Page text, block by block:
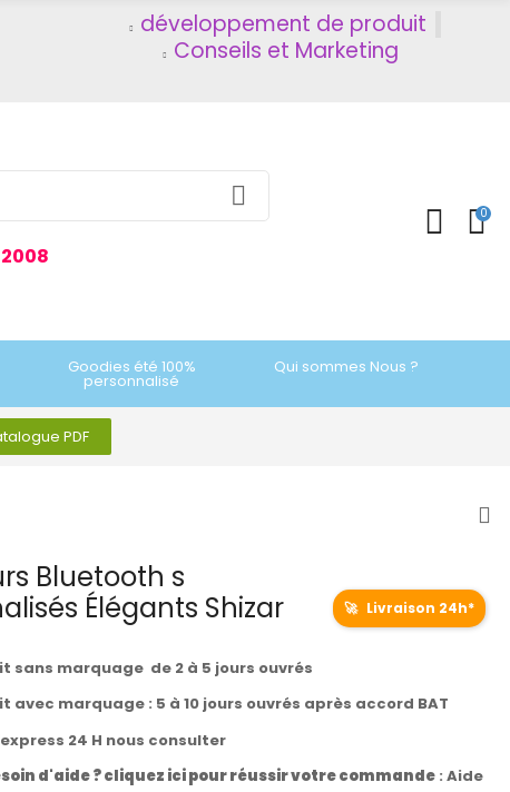
développement de produit
Conseils et Marketing
0
Goodies été 100%
personnalisé
Qui sommes Nous ?
PDF
Bluetooth s
Élégants Shizar
🚀 Livraison 24h*
sans marquage de 2 à 5 jours ouvrés
avec marquage : 5 à 10 jours ouvrés après accord BAT
24 H nous consulter
d'aide ? cliquez ici pour réussir votre commande: Aide